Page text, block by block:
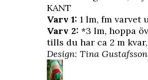
KANT
Varv 1: 1 lm, fm varvet
Varv 2: *3 lm, hoppa
tills du har ca 2 m
Design: Tina Gustafsson